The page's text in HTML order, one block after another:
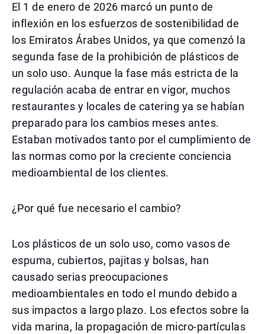
El 1 de enero de 2026 marcó un punto de
inflexión en los esfuerzos de sostenibilidad de
los Emiratos Árabes Unidos, ya que comenzó la
segunda fase de la prohibición de plásticos de
un solo uso. Aunque la fase más estricta de la
regulación acaba de entrar en vigor, muchos
restaurantes y locales de catering ya se habían
preparado para los cambios meses antes.
Estaban motivados tanto por el cumplimiento de
las normas como por la creciente conciencia
medioambiental de los clientes.
¿Por qué fue necesario el cambio?
Los plásticos de un solo uso, como vasos de
espuma, cubiertos, pajitas y bolsas, han
causado serias preocupaciones
medioambientales en todo el mundo debido a
sus impactos a largo plazo. Los efectos sobre la
vida marina, la propagación de micro-partículas